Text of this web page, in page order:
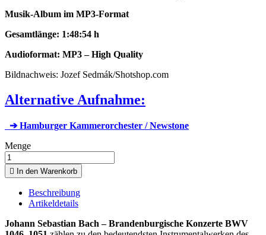
Musik-Album im MP3-Format
Gesamtlänge: 1:48:54 h
Audioformat: MP3 – High Quality
Bildnachweis: Jozef Sedmák/Shotshop.com
Alternative Aufnahme:
➔ Hamburger Kammerorchester / Newstone
Menge
 In den Warenkorb
Beschreibung
Artikeldetails
Johann Sebastian Bach – Brandenburgische Konzerte BWV